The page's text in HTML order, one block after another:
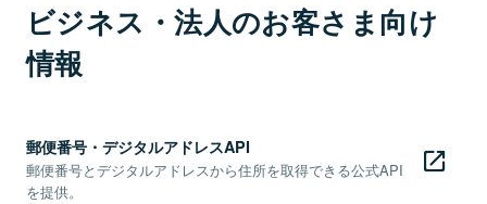
ビジネス・法人のお客さま向け
情報
郵便番号・デジタルアドレスAPI
郵便番号とデジタルアドレスから住所を取得できる公式API
を提供。